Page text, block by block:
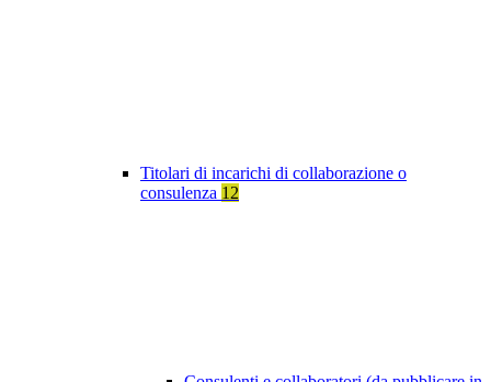
Titolari di incarichi di collaborazione o
consulenza 12